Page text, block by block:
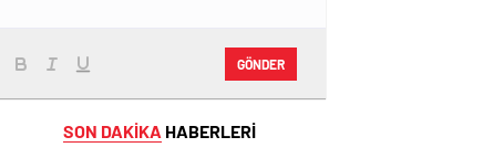
GÖNDER
SON DAKİKA HABERLERİ